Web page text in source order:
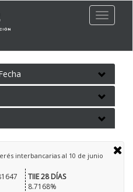
Toggle
interbancarias al 10 de junio
TIIE 28 DÍAS
8.7168%